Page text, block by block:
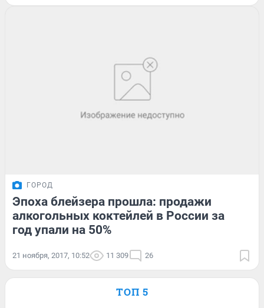
ГОРОД
Эпоха блейзера прошла: продажи
алкогольных коктейлей в России за
год упали на 50%
21 ноября, 2017, 10:52 11 309 26
ТОП 5